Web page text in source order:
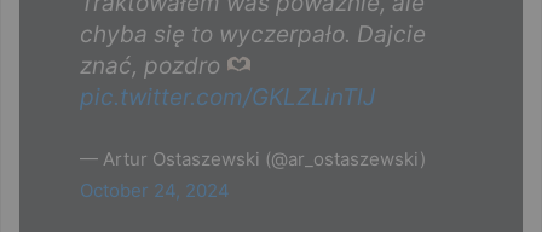
chyba się to wyczerpało. Dajcie
znać, pozdro
pic.twitter.com/GKLZLinTlJ
— Artur Ostaszewski (@ar_ostaszewski)
October 24, 2024